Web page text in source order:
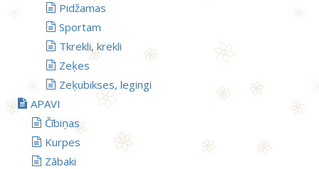
Pidžamas
Sportam
Tkrekli, krekli
Zeķes
Zeķubikses, legingi
APAVI
Čībiņas
Kurpes
Zābaki